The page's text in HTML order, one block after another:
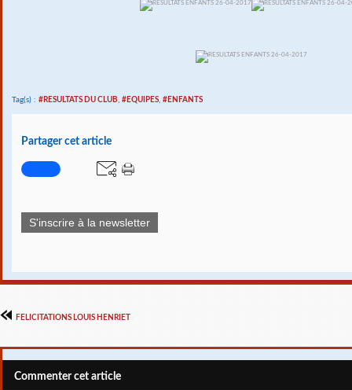
Tag(s) : #RESULTATS DU CLUB, #EQUIPES, #ENFANTS
Partager cet article
S'inscrire à la newsletter
FELICITATIONS LOUIS HENRIET
Commenter cet article